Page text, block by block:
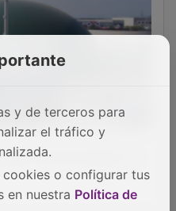
del biometano y
y de terceros para
el tráfico y
o configurar tus
en nuestra Política de